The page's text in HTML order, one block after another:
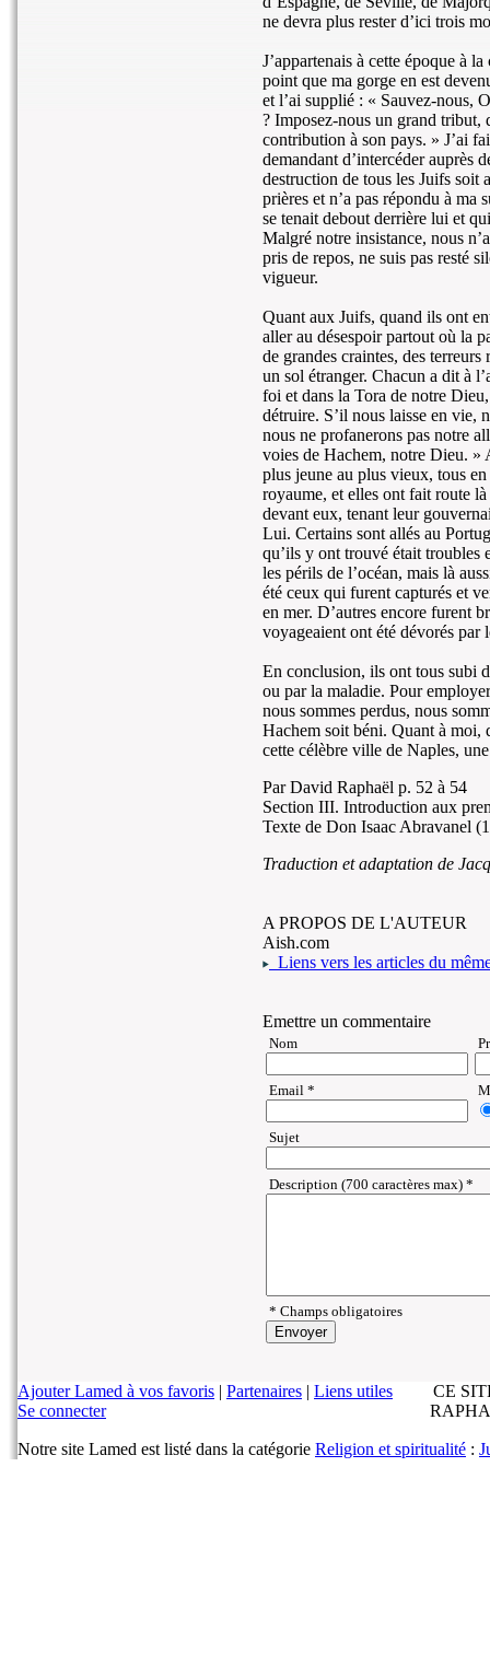
ne devra plus rester d’ici trois
J’appartenais à cette époque à
point que ma gorge en est
et l’ai supplié : « Sauvez-nous,
? Imposez-nous un grand tribut,
contribution à son pays. » J’ai
demandant d’intercéder auprès
destruction de tous les Juifs soit
prières et n’a pas répondu à ma
se tenait debout derrière lui et
Malgré notre insistance, nous
pris de repos, ne suis pas resté
vigueur.
Quant aux Juifs, quand ils ont
aller au désespoir partout où la
de grandes craintes, des terreurs
un sol étranger. Chacun a dit à
foi et dans la Tora de notre
détruire. S’il nous laisse en vie,
nous ne profanerons pas notre
voies de Hachem, notre Dieu. »
plus jeune au plus vieux, tous
royaume, et elles ont fait route
devant eux, tenant leur
Lui. Certains sont allés au
qu’ils y ont trouvé était troubles
les périls de l’océan, mais là
été ceux qui furent capturés et
en mer. D’autres encore furent
voyageaient ont été dévorés par
En conclusion, ils ont tous subi
ou par la maladie. Pour
nous sommes perdus, nous
Hachem soit béni. Quant à moi,
cette célèbre ville de Naples,
Par David Raphaël p. 52 à 54
Section III. Introduction aux
Texte de Don Isaac Abravanel
Traduction et adaptation de
A PROPOS DE L'AUTEUR
Aish.com
Liens vers les articles du
Emettre un commentaire
Nom
Email *
Sujet
Description (700 caractères max) *
* Champs obligatoires
Ajouter Lamed à vos favoris | Partenaires | Liens utiles
Se connecter
CE
Notre site Lamed est listé dans la catégorie Religion et spiritualité :